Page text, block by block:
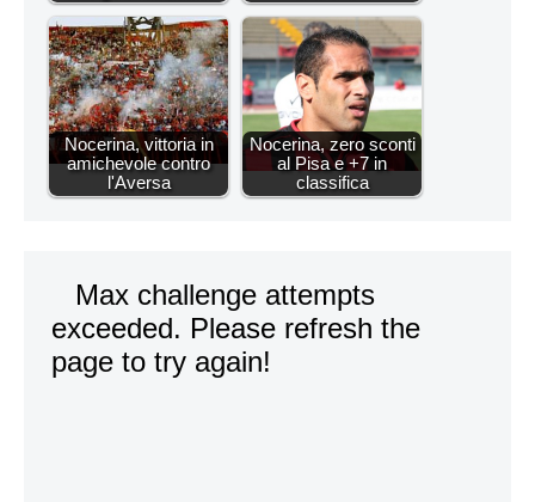
Nocerina, vittoria in
amichevole contro
l'Aversa
Nocerina, zero sconti
al Pisa e +7 in
classifica